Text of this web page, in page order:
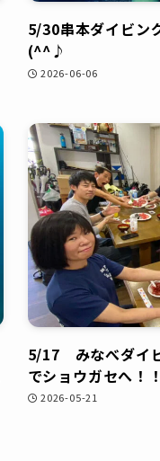
5/30串本ダイビン
(^^♪
2026-06-06
5/17 みなべダイ
でショウガセへ
2026-05-21